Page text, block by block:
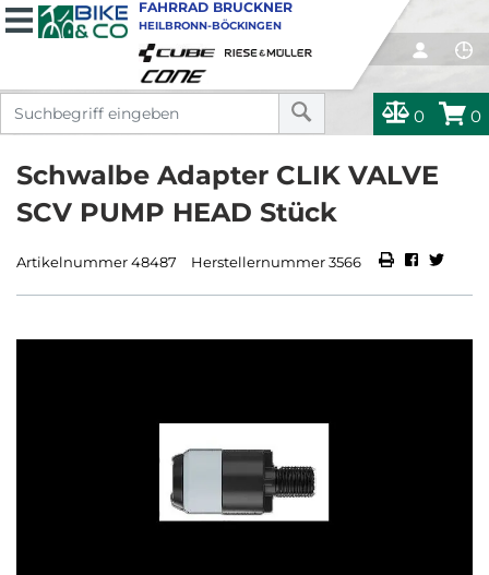
0 0
FAHRRAD BRUCKNER
HEILBRONN-BÖCKINGEN
Schwalbe Adapter CLIK VALVE
SCV PUMP HEAD Stück
Artikelnummer 48487 Herstellernummer 3566